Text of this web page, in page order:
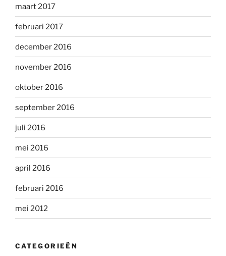
maart 2017
februari 2017
december 2016
november 2016
oktober 2016
september 2016
juli 2016
mei 2016
april 2016
februari 2016
mei 2012
CATEGORIEËN